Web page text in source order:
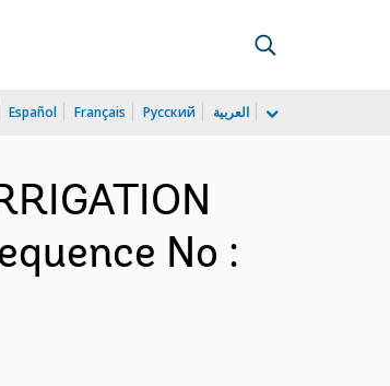
Español Français Русский العربية
No :